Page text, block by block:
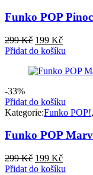
Funko POP
299Kč Původní
cena
299 Kč.
199 KčAktuální
cena
199 Kč.
Přidat do košíku
-33%
Přidat do košíku
Kategorie:Funko POP!,
Funko POP
299Kč Původní
cena
199 KčAktuální
cena
Přidat do košíku